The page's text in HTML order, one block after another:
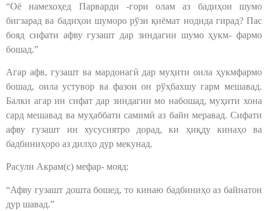
“Оё намехоҳед Парварди -гори олам аз бадиҳои шумо
бигзарад ва бадиҳои шуморо рўзи қиёмат нодида гирад? Пас
бояд сифати афву гузашт дар зиндагии шумо ҳукм- фармо
бошад.”
Агар афв, гузашт ва мардонагӣ дар муҳити оила ҳукмфармо
бошад, оила устувор ва фазои он рўҳбахшу гарм мешавад.
Балки агар ин сифат дар зиндагии мо набошад, муҳити хона
сард мешавад ва муҳаббати самимӣ аз байн меравад. Сифати
афву гузашт ин хусусиятро дорад, ки ҳиқду кинаҳо ва
бадбиниҳоро аз дилҳо дур мекунад.
Расули Акрам(с) мефар- мояд:
“Афву гузашт дошта бошед, то кинаю бадбиниҳо аз байнатон
дур шавад.”